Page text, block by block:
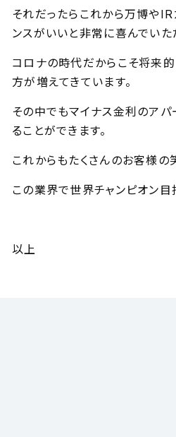
それだったらこれから万博や
ンスがいいと非常に喜んでいた
コロナの時代だからこそ将来
方が増えてきています。
その中でもマイナス金利のア
ることができます。
これからもたくさんのお客様の
この業界で世界チャンピオン目
以上